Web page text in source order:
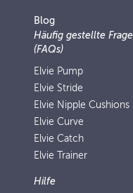
Blog
Häufig gestellte
(FAQs)
Elvie Pump
Elvie Stride
Elvie Nipple Cushions
Elvie Curve
Elvie Catch
Elvie Trainer
Hilfe